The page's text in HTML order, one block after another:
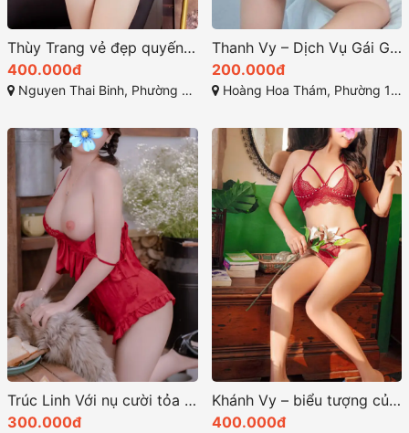
Thùy Trang vẻ đẹp quyến rũ sexy
400.000đ
Nguyen Thai Binh, Phường 12, Tân Bình, Thành phố Hồ Chí Minh
Thanh Vy – Dịch Vụ Gái Gọi Tận Tâm Tại Hoàng Hoa Thám
200.000đ
Hoàng Hoa Thám, Phường 12, Tân Bình, Thành phố Hồ Chí Minh
Trúc Linh Với nụ cười tỏa nắng cùng gương mặt xinh xắn
300.000đ
Khánh Vy – biểu tượng của sự quyến rũ và duyên dáng tại Sài Gòn
400.000đ